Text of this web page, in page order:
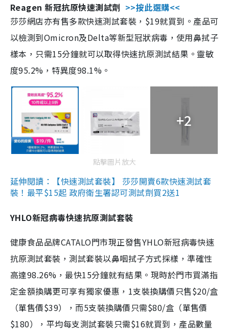
Reagen 新冠抗原快速測試劑 >>按此選購<<
莎莎網店亦有售多款快速測試套裝，$19就買到。產品可
以檢測到Omicron及Delta等新型冠狀病毒，使用鼻拭子
樣本，只需15分鐘就可以取得快速抗原測試結果。靈敏
度95.2%，特異度98.1%。
+2
點擊圖片放大
延伸閱讀：【快速測試套裝】 莎莎開賣6款快速測試套
裝！最平$15起 政府衛生署認可測試劑買2送1
YHLO新冠病毒快速抗原測試套裝
健康食品品牌CATALO門市現正發售YHLO新冠病毒快速
抗原測試套裝，測試套裝以鼻咽拭子方式採樣，準確性
高達98.26%，最快15分鐘就有結果。現時於門市買滿指
定金額換購更可享有獨家優惠，1支裝換購價只售$20/盒
（單售價$39），而5支裝換購價只需$80/盒（單售價
$180），平均每支測試套裝只需$16就買到，產品數量